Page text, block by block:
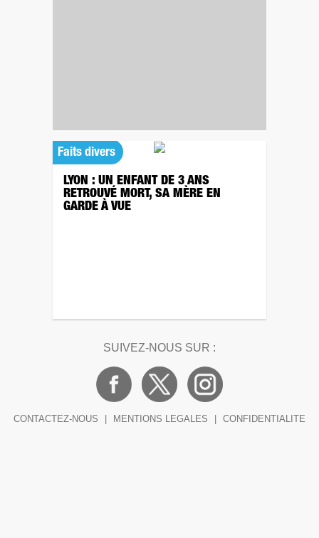
Faits divers
LYON : UN ENFANT DE 3 ANS
RETROUVÉ MORT, SA MÈRE EN
GARDE À VUE
SUIVEZ-NOUS SUR :
CONTACTEZ-NOUS MENTIONS LEGALES CONFIDENTIALITE